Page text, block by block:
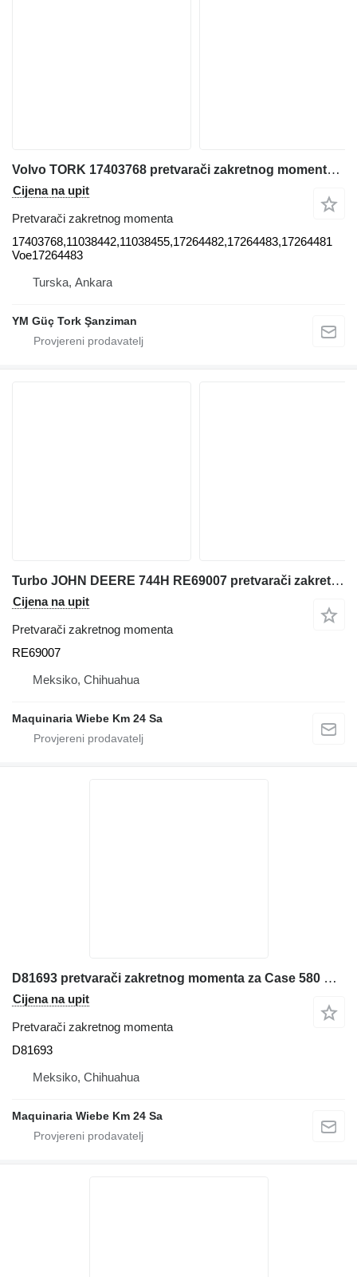
Volvo TORK 17403768 pretvarači zakretnog momenta za Volvo L220G-180G-150G prednjeg utovarivača
Cijena na upit
Pretvarači zakretnog momenta
17403768,11038442,11038455,17264482,17264483,17264481
Voe17264483
Turska, Ankara
YM Güç Tork Şanziman
Turbo JOHN DEERE 744H RE69007 pretvarači zakretnog momenta
Cijena na upit
Pretvarači zakretnog momenta
RE69007
Meksiko, Chihuahua
Maquinaria Wiebe Km 24 Sa
D81693 pretvarači zakretnog momenta za Case 580 SUPER M kombinirke
Cijena na upit
Pretvarači zakretnog momenta
D81693
Meksiko, Chihuahua
Maquinaria Wiebe Km 24 Sa